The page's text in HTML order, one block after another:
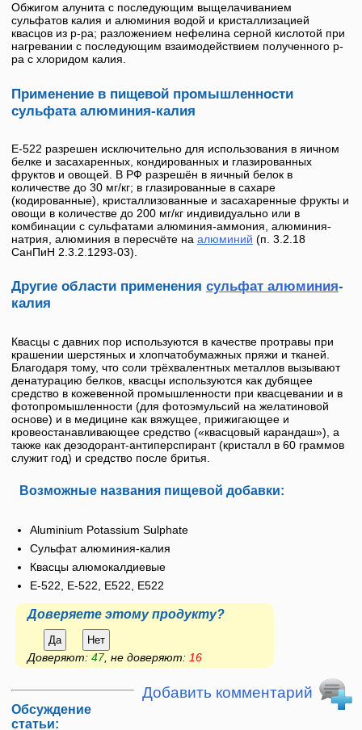
Обжигом алунита с последующим выщелачиванием
сульфатов калия и алюминия водой и кристаллизацией
квасцов из р-ра; разложением нефелина серной кислотой при
нагревании с последующим взаимодействием полученного р-
ра с хлоридом калия.
Применение в пищевой промышленности
сульфата алюминия-калия
Е-522 разрешен исключительно для использования в яичном
белке и засахаренных, кондированных и глазированных
фруктов и овощей. В РФ разрешён в яичный белок в
количестве до 30 мг/кг; в глазированные в сахаре
(кодированные), кристаллизованные и засахаренные фрукты и
овощи в количестве до 200 мг/кг индивидуально или в
комбинации с сульфатами алюминия-аммония, алюминия-
натрия, алюминия в пересчёте на алюминий (п. 3.2.18
СанПиН 2.3.2.1293-03).
Другие области применения сульфат алюминия-
калия
Квасцы с давних пор используются в качестве протравы при
крашении шерстяных и хлопчатобумажных пряжи и тканей.
Благодаря тому, что соли трёхвалентных металлов вызывают
денатурацию белков, квасцы используются как дубящее
средство в кожевенной промышленности при квасцевании и в
фотопромышленности (для фотоэмульсий на желатиновой
основе) и в медицине как вяжущее, прижигающее и
кровеостанавливающее средство («квасцовый карандаш»), а
также как дезодорант-антиперспирант (кристалл в 60 граммов
служит год) и средство после бритья.
Возможные названия пищевой добавки:
Aluminium Potassium Sulphate
Сульфат алюминия-калия
Квасцы алюмокалдиевые
E-522, Е-522, Е522, E522
Доверяете этому продукту?
Да Нет
Доверяют: 47, не доверяют: 16
Добавить комментарий
Обсуждение
статьи: